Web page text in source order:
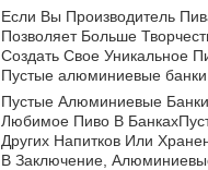
Если Вы Производитель
Позволяет Больше
Создать Свое Уникальное
Пустые алюминиевые
Пустые Алюминиевые
Любимое Пиво В
Других Напитков Или
В Заключение,